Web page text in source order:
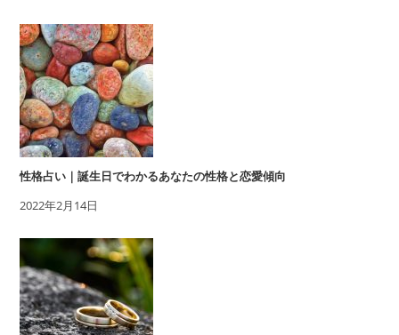
性格占い｜誕生日でわかるあなたの性格と恋愛傾向
2022年2月14日